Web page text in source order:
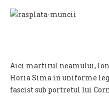
Aici martirul neamului, Ion
Horia Sima in uniforme
fascist sub portretul lui